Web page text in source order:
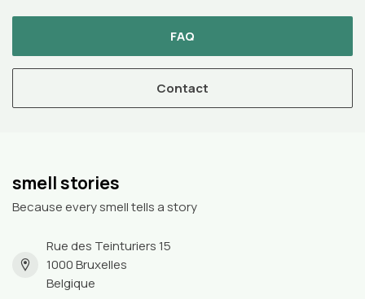
FAQ
Contact
smell stories
Because every smell tells a story
Rue des Teinturiers 15
1000 Bruxelles
Belgique